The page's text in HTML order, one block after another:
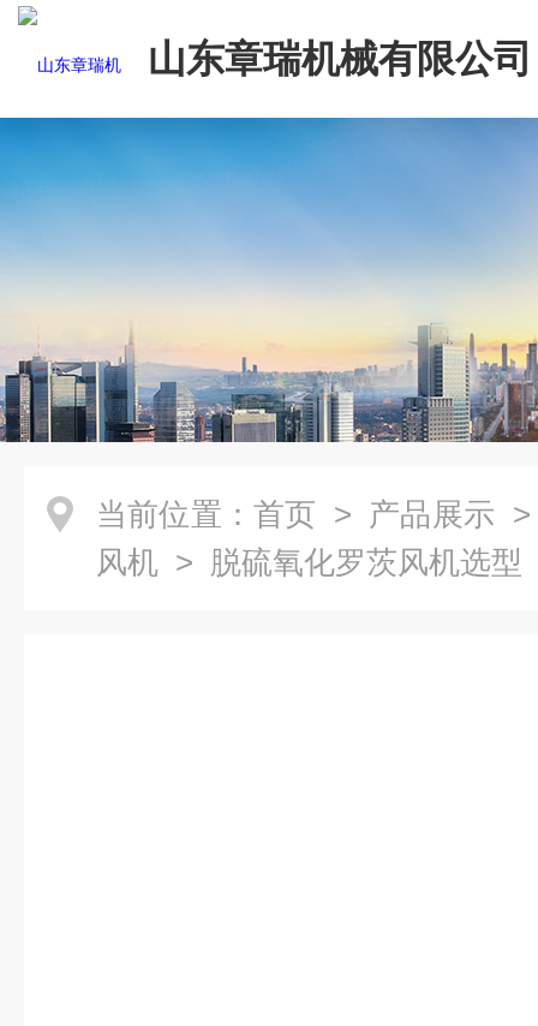
山东章瑞机械有限公司
当前位置： 首页 > 产品展示
风机 > 脱硫氧化罗茨风机选型